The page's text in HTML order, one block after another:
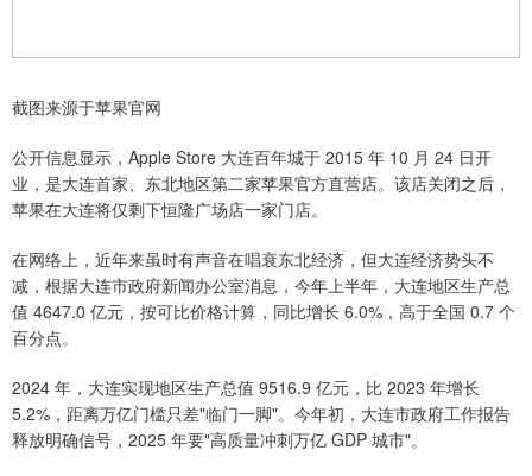
截图来源于苹果官网
公开信息显示，Apple Store 大连百年城于 2015 年 10 月 24 日开
业，是大连首家、东北地区第二家苹果官方直营店。该店关闭之后，
苹果在大连将仅剩下恒隆广场店一家门店。
在网络上，近年来虽时有声音在唱衰东北经济，但大连经济势头不
减，根据大连市政府新闻办公室消息，今年上半年，大连地区生产总
值 4647.0 亿元，按可比价格计算，同比增长 6.0%，高于全国 0.7 个
百分点。
2024 年，大连实现地区生产总值 9516.9 亿元，比 2023 年增长
5.2%，距离万亿门槛只差"临门一脚"。今年初，大连市政府工作报告
释放明确信号，2025 年要"高质量冲刺万亿 GDP 城市"。